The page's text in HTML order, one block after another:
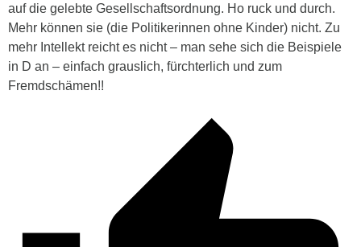
auf die gelebte Gesellschaftsordnung. Ho ruck und durch.
Mehr können sie (die Politikerinnen ohne Kinder) nicht. Zu
mehr Intellekt reicht es nicht – man sehe sich die Beispiele
in D an – einfach grauslich, fürchterlich und zum
Fremdschämen!!